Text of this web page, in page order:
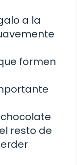
a la
formen
resto de